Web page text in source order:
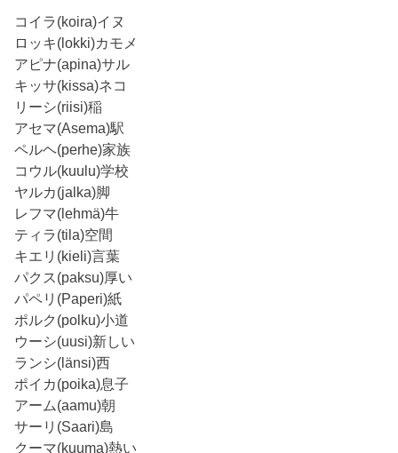
コイラ(koira)イヌ
ロッキ(lokki)カモメ
アピナ(apina)サル
キッサ(kissa)ネコ
リーシ(riisi)稲
アセマ(Asema)駅
ペルヘ(perhe)家族
コウル(kuulu)学校
ヤルカ(jalka)脚
レフマ(lehmä)牛
ティラ(tila)空間
キエリ(kieli)言葉
パクス(paksu)厚い
パペリ(Paperi)紙
ポルク(polku)小道
ウーシ(uusi)新しい
ランシ(länsi)西
ポイカ(poika)息子
アーム(aamu)朝
サーリ(Saari)島
クーマ(kuuma)熱い